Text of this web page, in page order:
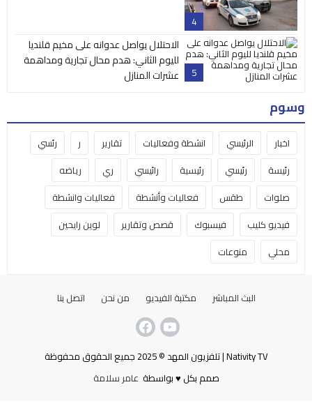
4
5
الاحتلال يواصل عدوانه على مخيم قلنديا
لليوم الثاني: هدم محال تجارية ومداهمة
عشرات المنازل
وسوم
اخبار الرئيسي انشطة وفعاليات تقارير ر
رئسي
رئيسة
رئيسي رئيسية رائيسي ري
رياضه
صلوات
طقس فعاليات وأنشطة
فعاليات وانشطة
فيديو كليب
فيسبوك قصص وتقارير
لوين رايحين
محلي
منوعات
البث المباشر مكتبة الفيديو من نحن اتصل بنا
Nativity TV | تلفزيون المهد © 2025 جميع الحقوق محفوظة
صمم بكل ♥ بواسطة عامر سلامة